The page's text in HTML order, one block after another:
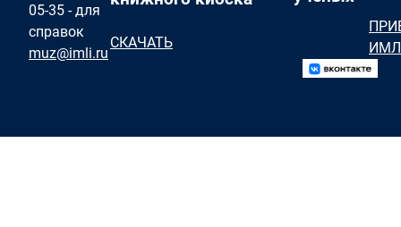
05-35 - для
справок
muz@imli.ru
СКАЧАТЬ